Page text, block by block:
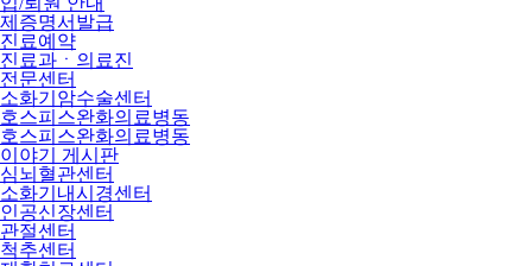
제증명서발급
진료예약
진료과ㆍ의료진
전문센터
소화기암수술센터
호스피스완화의료병동
호스피스완화의료병동
이야기 게시판
심뇌혈관센터
소화기내시경센터
인공신장센터
관절센터
척추센터